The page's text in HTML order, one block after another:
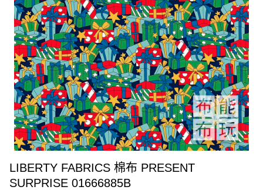
LIBERTY FABRICS 棉布 PRESENT
SURPRISE 01666885B